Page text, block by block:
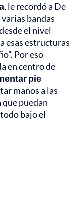
, le recordó a De
bandas
el nivel
esas estructuras
Por eso
en centro de
pie
manos a las
que puedan
bajo el